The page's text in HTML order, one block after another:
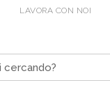
LAVORA CON NOI